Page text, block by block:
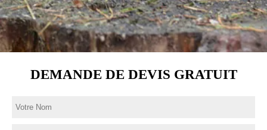
DEMANDE DE DEVIS GRATUIT